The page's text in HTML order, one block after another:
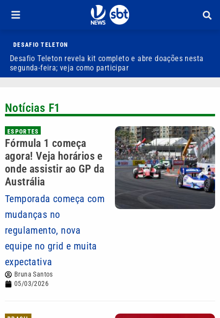
DESAFIO TELETON
Desafio Teleton revela kit completo e abre doações nesta
segunda-feira; veja como participar
Notícias F1
ESPORTES
Fórmula 1 começa
agora! Veja horários e
onde assistir ao GP da
Austrália
Temporada começa com
mudanças no
regulamento, nova
equipe no grid e muita
expectativa
Bruna Santos
05/03/2026